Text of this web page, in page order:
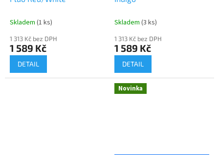
Skladem (1 ks)
1 313 Kč bez DPH
1 589 Kč
DETAIL
Skladem (3 ks)
1 313 Kč bez DPH
1 589 Kč
DETAIL
Novinka